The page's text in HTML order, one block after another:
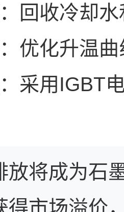
：回收冷却
：优化升温
：采用IGBT
放将成为石